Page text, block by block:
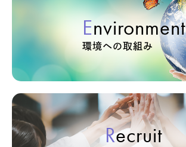
Environment
環境への取組み
Recruit